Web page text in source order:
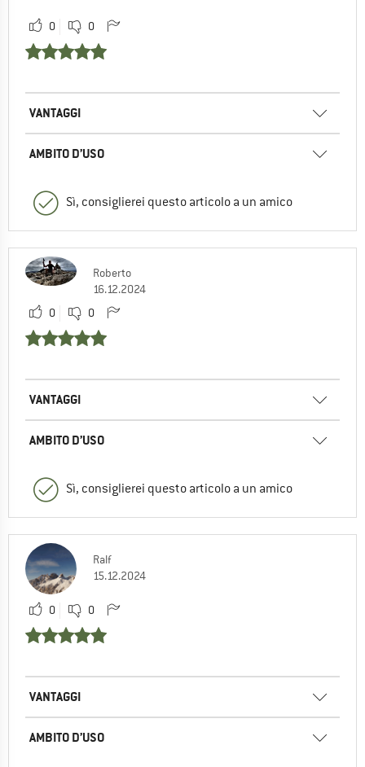
0 0
VANTAGGI
AMBITO D’USO
Sì, consiglierei questo articolo a un amico
Roberto
16.12.2024
0
0
VANTAGGI
AMBITO D’USO
Sì, consiglierei questo articolo a un amico
Ralf
15.12.2024
0 0
VANTAGGI
AMBITO D’USO